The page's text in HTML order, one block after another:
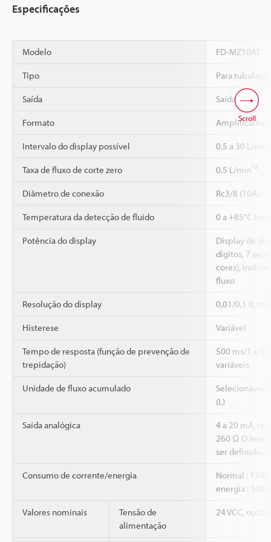
Especificações
Modelo FD-MZ10AT
Tipo Para
Saída Saída NPN
Formato Amplificador
Intervalo do display possível 0.5 a 30 L/min
Taxa de fluxo de corte zero 0.5 L/min *2
Diâmetro de conexão Rc3/8 (10A)
Temperatura da detecção de fluido 0 a +85°C
Potência do display
Display de
dígitos, 7
cores),
fluxo
Resolução do display 0,01/0,1 (L/
Histerese Variável
Tempo de resposta (função de prevenção de
trepidação)
500 ms/1 s/
variáveis
Unidade de fluxo acumulado
(L)
Saída analógica
4 a 20 mA,
260 Ω O
ser definido
Consumo de corrente/energia
Normal :
energia :
Valores nominais
Tensão de
alimentação
24 VCC,
Scroll